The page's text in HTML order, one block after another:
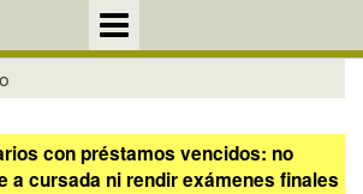
con préstamos vencidos: no
a cursada ni rendir exámenes finales